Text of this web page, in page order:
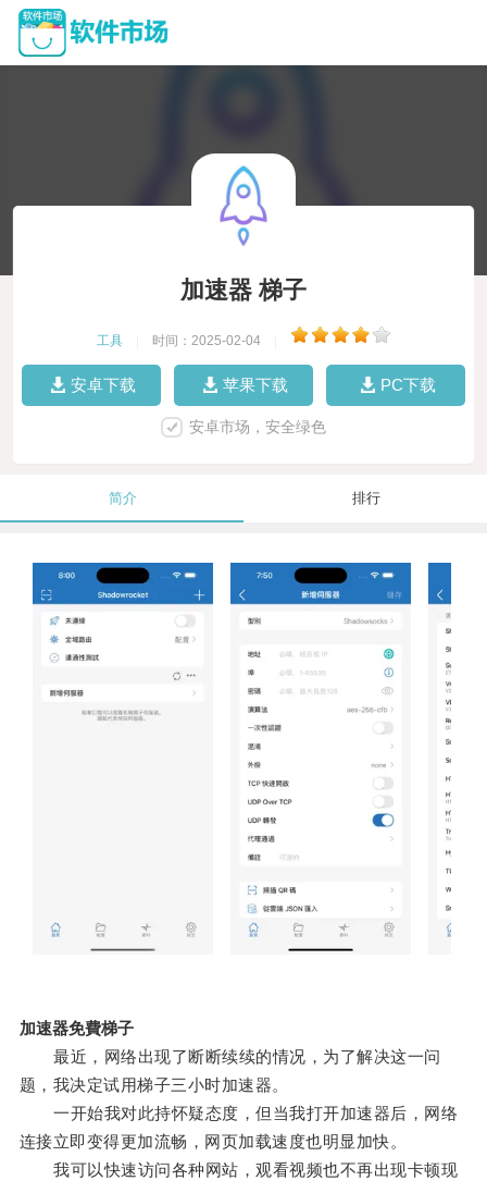
加速器 梯子
工具 时间：2025-02-04
安卓下载 苹果下载 PC下载
安卓市场，安全绿色
简介 排行
加速器免費梯子
最近，网络出现了断断续续的情况，为了解决这一问
题，我决定试用梯子三小时加速器。
一开始我对此持怀疑态度，但当我打开加速器后，网络
连接立即变得更加流畅，网页加载速度也明显加快。
我可以快速访问各种网站，观看视频也不再出现卡顿现